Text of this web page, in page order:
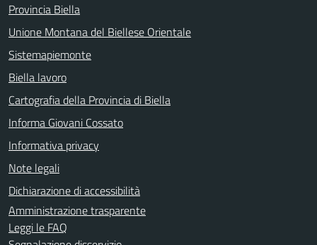
Provincia Biella
Unione Montana del Biellese Orientale
Sistemapiemonte
Biella lavoro
Cartografia della Provincia di Biella
Informa Giovani Cossato
Informativa privacy
Note legali
Dichiarazione di accessibilità
Amministrazione trasparente
Leggi le FAQ